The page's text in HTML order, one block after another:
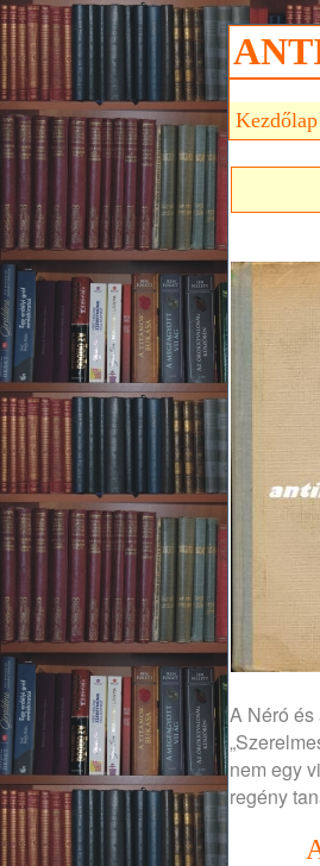
Kezdőlap
A ​Néró és
nem egy
regény